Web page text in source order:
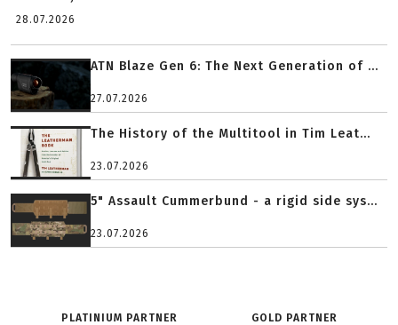
28.07.2026
ATN Blaze Gen 6: The Next Generation of ...
27.07.2026
The History of the Multitool in Tim Leat...
23.07.2026
5" Assault Cummerbund - a rigid side sys...
23.07.2026
PLATINIUM PARTNER GOLD PARTNER